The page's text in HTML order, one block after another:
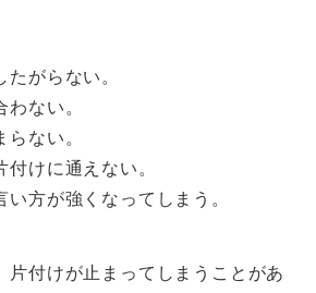
がらない。
わない。
ない。
けに通えない。
い方が強くなってしまう。
片付けが止まってしまうことがあ